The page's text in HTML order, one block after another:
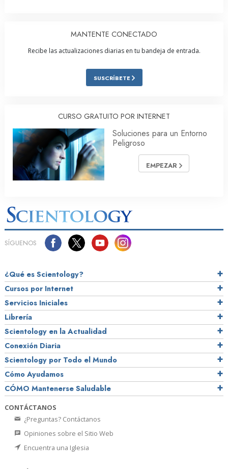
MANTENTE CONECTADO
Recibe las actualizaciones diarias en tu bandeja de entrada.
SUSCRÍBETE
CURSO GRATUITO POR INTERNET
Soluciones para un Entorno
Peligroso
EMPEZAR
SÍGUENOS
¿Qué es Scientology?
Cursos por Internet
Servicios Iniciales
Librería
Scientology en la Actualidad
Conexión Diaria
Scientology por Todo el Mundo
Cómo Ayudamos
CÓMO Mantenerse Saludable
CONTÁCTANOS
¿Preguntas? Contáctanos
Opiniones sobre el Sitio Web
Encuentra una Iglesia